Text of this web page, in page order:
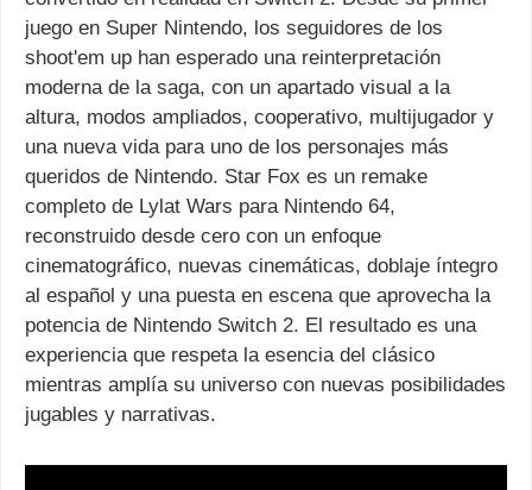
juego en Super Nintendo, los seguidores de los
shoot'em up han esperado una reinterpretación
moderna de la saga, con un apartado visual a la
altura, modos ampliados, cooperativo, multijugador y
una nueva vida para uno de los personajes más
queridos de Nintendo. Star Fox es un remake
completo de Lylat Wars para Nintendo 64,
reconstruido desde cero con un enfoque
cinematográfico, nuevas cinemáticas, doblaje íntegro
al español y una puesta en escena que aprovecha la
potencia de Nintendo Switch 2. El resultado es una
experiencia que respeta la esencia del clásico
mientras amplía su universo con nuevas posibilidades
jugables y narrativas.